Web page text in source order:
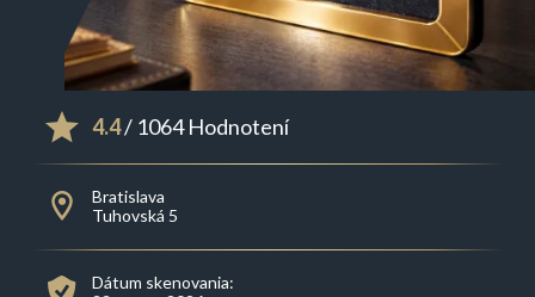
4.4/ 1064 Hodnotení
Bratislava
Tuhovská 5
Dátum skenovania: